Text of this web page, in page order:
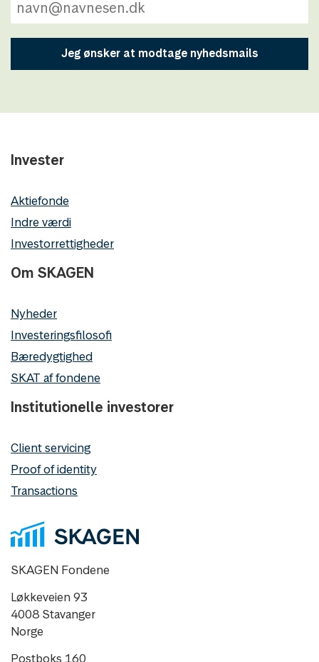
Jeg ønsker at modtage nyhedsmails
Invester
Aktiefonde
Indre værdi
Investorrettigheder
Om SKAGEN
Nyheder
Investeringsfilosofi
Bæredygtighed
SKAT af fondene
Institutionelle investorer
Client servicing
Proof of identity
Transactions
SKAGEN Fondene
Løkkeveien 93
4008 Stavanger
Norge
Postboks 160